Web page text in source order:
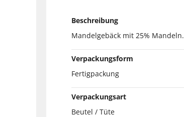
Beschreibung
Mandelgebäck mit 25% Mandeln.
Verpackungsform
Fertigpackung
Verpackungsart
Beutel / Tüte